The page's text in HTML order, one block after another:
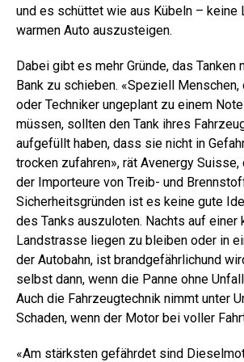
und es schüttet wie aus Kübeln – keine
warmen Auto auszusteigen.
Dabei gibt es mehr Gründe, das Tanken
Bank zu schieben. «Speziell
oder Techniker ungeplant zu einem
müssen, sollten den Tank ihres
aufgefüllt haben, dass sie nicht in
trocken zufahren», rät Avenergy
der Importeure von Treib- und
Sicherheitsgründen ist es keine gute
des Tanks auszuloten. Nachts auf einer
Landstrasse liegen zu bleiben oder in
der Autobahn, ist brandgefährlichund
selbst dann, wenn die Panne ohne
Auch die Fahrzeugtechnik nimmt unter
Schaden, wenn der Motor bei voller
«Am stärksten gefährdet sind